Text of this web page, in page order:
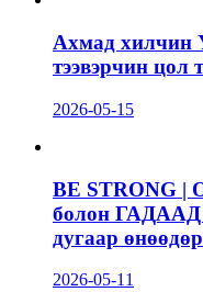
Ахмад хилчин
тээвэрчин цол
2026-05-15
BE STRONG
болон ГАДААД
дугаар
2026-05-11